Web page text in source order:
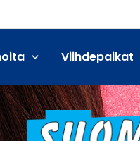
Viihdepaikat